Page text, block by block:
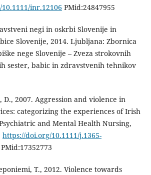
inr.12106 PMid:24847955
negi in oskrbi Slovenije in
Slovenije, 2014. Ljubljana: Zbornica
nege Slovenije – Zveza strokovnih
sester, babic in zdravstvenih tehnikov
D., 2007. Aggression and violence in
categorizing the experiences of Irish
and Mental Health Nursing,
https://doi.org/10.1111/j.1365-
T., 2012. Violence towards